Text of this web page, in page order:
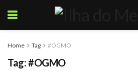
Home Tag #OGMO
Tag:#OGMO